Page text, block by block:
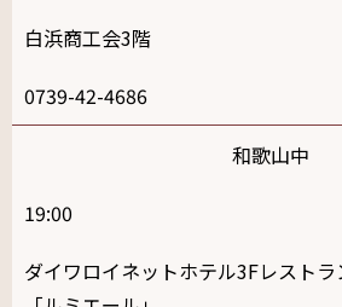
白浜商工会3階
0739-42-4686
和歌山中
19:00
ダイワロイネットホテル3Fレスト